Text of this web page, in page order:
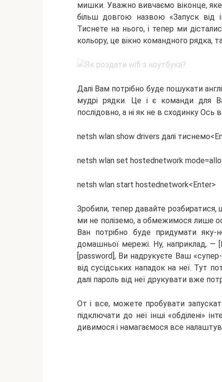
мишки. Уважно вивчаємо віконце,
більш довгою назвою «Запуск від
Тиснете на нього, і тепер ми
кольору, це вікно командного рядка,
Далі Вам потрібно буде пошукати
мудрі рядки. Це і є команди для
послідовно, а ні як не в сходинку Ось
netsh wlan show drivers далі
netsh wlan set hostednetwork
netsh wlan start hostednetwork<Enter>
Зробили, тепер давайте розбиратися,
ми не поліземо, а обмежимося лише
Ван потрібно буде придумати
домашньої мережі. Ну, наприклад, —
[password], Ви надрукуєте Ваш
від сусідських нападок на неї. Тут
далі пароль від неї друкувати вже
От і все, можете пробувати
підключати до неї інші «обділені»
дивимося і намагаємося все